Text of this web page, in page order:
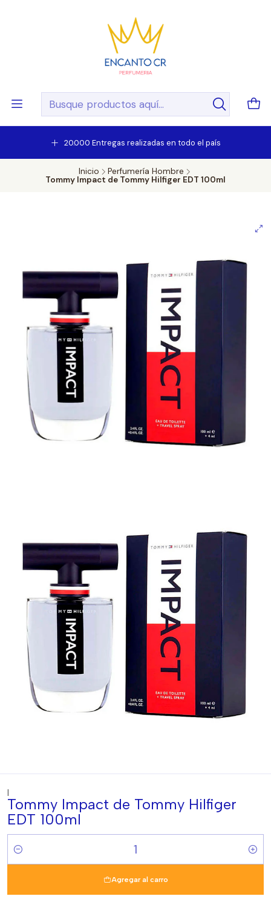
20.000 Entregas realizadas en todo el país
Inicio
Perfumería Hombre
Tommy Impact de Tommy Hilfiger EDT 100ml
|
Tommy Impact de Tommy Hilfiger
EDT 100ml
Cantidad
Agregar al carro